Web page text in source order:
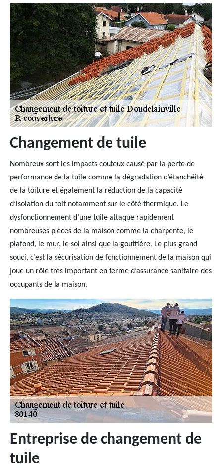
Changement de tuile
Nombreux sont les impacts couteux causé par la perte de
performance de la tuile comme la dégradation d’étanchéité
de la toiture et également la réduction de la capacité
d’isolation du toit notamment sur le côté thermique. Le
dysfonctionnement d’une tuile attaque rapidement
nombreuses pièces de la maison comme la charpente, le
plafond, le mur, le sol ainsi que la gouttière. Le plus grand
souci, c’est la sécurisation de fonctionnement de la maison qui
joue un rôle très important en terme d’assurance sanitaire des
occupants de la maison.
Entreprise de changement de
tuile